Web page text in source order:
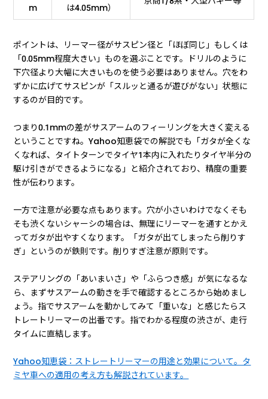
m は4.05mm）
ポイントは、リーマー径がサスピン径と「ほぼ同じ」もしくは
「0.05mm程度大きい」ものを選ぶことです。ドリルのように
下穴径より大幅に大きいものを使う必要はありません。穴をわ
ずかに広げてサスピンが「スルッと通るが遊びがない」状態に
するのが目的です。
つまり0.1mmの差がサスアームのフィーリングを大きく変える
ということですね。Yahoo知恵袋での解説でも「ガタが全くな
くなれば、タイトターンでタイヤ1本内に入れたりタイヤ半分の
駆け引きができるようになる」と紹介されており、精度の重要
性が伝わります。
一方で注意が必要な点もあります。穴が小さいわけでなくそも
そも渋くないシャーシの場合は、無理にリーマーを通すとかえ
ってガタが出やすくなります。「ガタが出てしまったら削りす
ぎ」というのが鉄則です。削りすぎ注意が原則です。
ステアリングの「あいまいさ」や「ふらつき感」が気になるな
ら、まずサスアームの動きを手で確認するところから始めまし
ょう。指でサスアームを動かしてみて「重いな」と感じたらス
トレートリーマーの出番です。指でわかる程度の渋さが、走行
タイムに直結します。
Yahoo知恵袋：ストレートリーマーの用途と効果について。タ
ミヤ車への適用の考え方も解説されています。